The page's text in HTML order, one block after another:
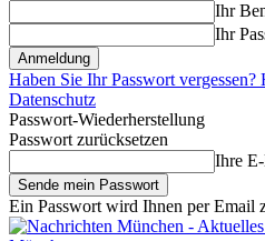
Ihr
Ihr
Haben Sie Ihr Passwort
Datenschutz
Passwort-Wiederherstellung
Passwort zurücksetzen
Ihre
Ein Passwort wird Ihnen per Email